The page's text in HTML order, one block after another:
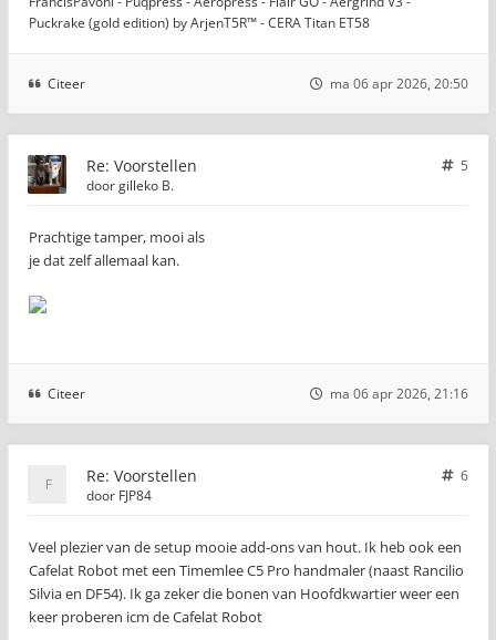
Puckrake (gold edition) by ArjenT5R™ - CERA Titan ET58
Citeer ma 06 apr 2026, 20:50
Re: Voorstellen
5
doorgilleko B.
Prachtige tamper, mooi als
je dat zelf allemaal kan.
Citeer ma 06 apr 2026, 21:16
Re: Voorstellen
6
door FJP84
Veel plezier van de setup mooie add-ons van hout. Ik heb ook een
Cafelat Robot met een Timemlee C5 Pro handmaler (naast Rancilio
Silvia en DF54). Ik ga zeker die bonen van Hoofdkwartier weer een
keer proberen icm de Cafelat Robot